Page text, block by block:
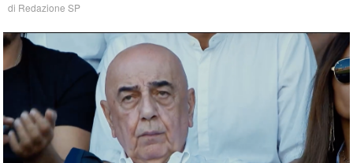
di Redazione SP